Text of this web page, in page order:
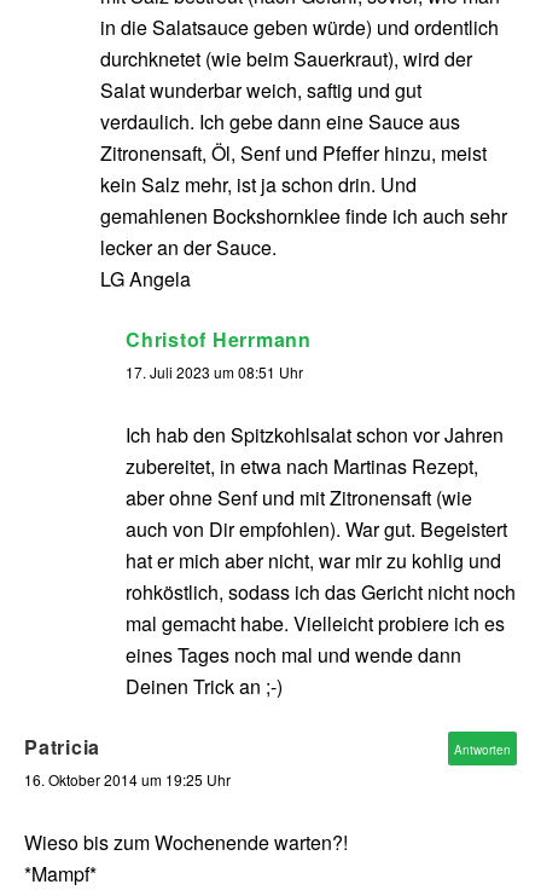
in die Salatsauce geben würde) und ordentlich
durchknetet (wie beim Sauerkraut), wird der
Salat wunderbar weich, saftig und gut
verdaulich. Ich gebe dann eine Sauce aus
Zitronensaft, Öl, Senf und Pfeffer hinzu, meist
kein Salz mehr, ist ja schon drin. Und
gemahlenen Bockshornklee finde ich auch sehr
lecker an der Sauce.
LG Angela
Christof Herrmann
17. Juli 2023 um 08:51 Uhr
Ich hab den Spitzkohlsalat schon vor Jahren
zubereitet, in etwa nach Martinas Rezept,
aber ohne Senf und mit Zitronensaft (wie
auch von Dir empfohlen). War gut. Begeistert
hat er mich aber nicht, war mir zu kohlig und
rohköstlich, sodass ich das Gericht nicht noch
mal gemacht habe. Vielleicht probiere ich es
eines Tages noch mal und wende dann
Deinen Trick an ;-)
Patricia
16. Oktober 2014 um 19:25 Uhr
Wieso bis zum Wochenende warten?!
*Mampf*
Antworten